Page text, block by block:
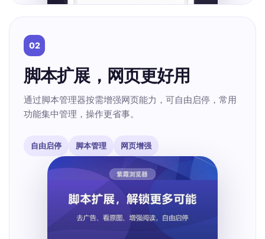
02
脚本扩展，网页更好用
通过脚本管理器按需增强网页能力，可自由启停，常用
功能集中管理，操作更省事。
自由启停 脚本管理 网页增强